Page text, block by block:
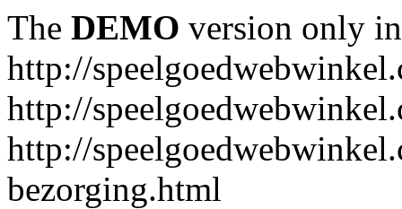
The DEMO version only
http://
http://
http://
bezorging.html